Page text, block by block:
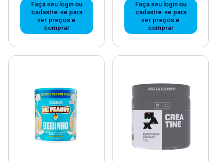
Faça seu login ou
cadastre-se para
ver preços e
comprar
Faça seu login ou
cadastre-se para
ver preços e
comprar